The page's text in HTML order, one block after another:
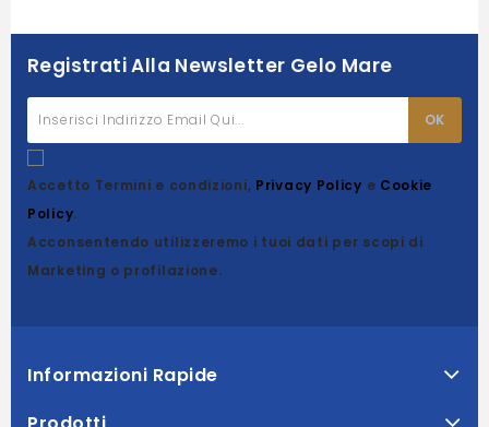
Registrati Alla Newsletter Gelo Mare
Accetto Termini e condizioni, Privacy Policy e Cookie
Policy.
Acconsentendo utilizzeremo i tuoi dati per scopi di
Marketing o profilazione.
Informazioni Rapide